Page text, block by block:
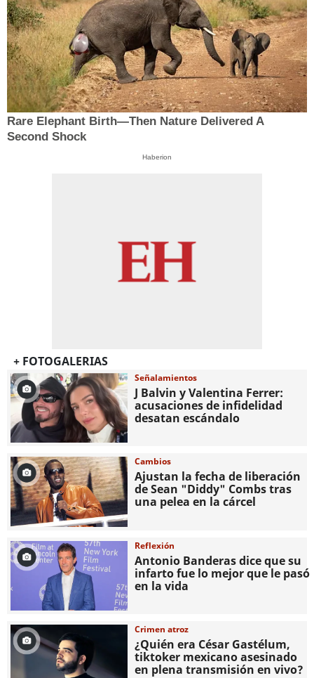
Rare Elephant Birth—Then Nature Delivered A
Second Shock
Haberion
+ FOTOGALERIAS
Señalamientos
J Balvin y Valentina Ferrer:
acusaciones de infidelidad
desatan escándalo
Cambios
Ajustan la fecha de liberación
de Sean "Diddy" Combs tras
una pelea en la cárcel
Reflexión
Antonio Banderas dice que su
infarto fue lo mejor que le pasó
en la vida
Crimen atroz
¿Quién era César Gastélum,
tiktoker mexicano asesinado
en plena transmisión en vivo?